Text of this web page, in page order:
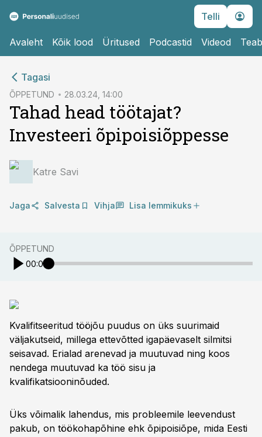
Telli
Avaleht Kõik lood Üritused Podcastid Videod
Tagasi
ÕPPETUND 28.03.24, 14:00
Tahad head töötajat?
Investeeri õpipoisiõppesse
Katre Savi
Jaga Salvesta Vihja Lisa lemmikuks
ÕPPETUND
00:00
Kvalifitseeritud tööjõu puudus on üks suurimaid
väljakutseid, millega ettevõtted igapäevaselt silmitsi
seisavad. Erialad arenevad ja muutuvad ning koos
nendega muutuvad ka töö sisu ja
kvalifikatsiooninõuded.
Üks võimalik lahendus, mis probleemile leevendust
pakub, on töökohapõhine ehk õpipoisiõpe, mida Eesti